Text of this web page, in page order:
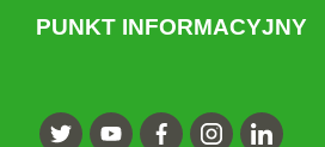
PUNKT INFORMACYJNY